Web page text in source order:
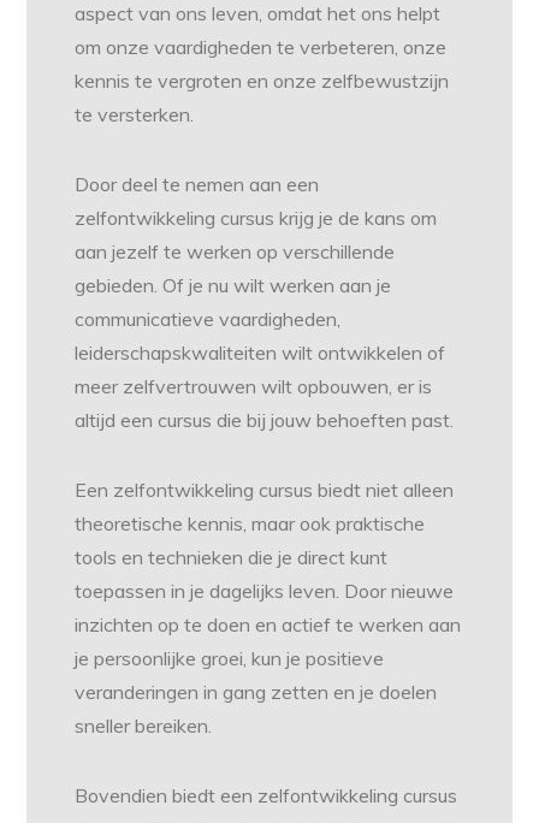
aspect van ons leven, omdat het ons helpt
om onze vaardigheden te verbeteren, onze
kennis te vergroten en onze zelfbewustzijn
te versterken.
Door deel te nemen aan een
zelfontwikkeling cursus krijg je de kans om
aan jezelf te werken op verschillende
gebieden. Of je nu wilt werken aan je
communicatieve vaardigheden,
leiderschapskwaliteiten wilt ontwikkelen of
meer zelfvertrouwen wilt opbouwen, er is
altijd een cursus die bij jouw behoeften past.
Een zelfontwikkeling cursus biedt niet alleen
theoretische kennis, maar ook praktische
tools en technieken die je direct kunt
toepassen in je dagelijks leven. Door nieuwe
inzichten op te doen en actief te werken aan
je persoonlijke groei, kun je positieve
veranderingen in gang zetten en je doelen
sneller bereiken.
Bovendien biedt een zelfontwikkeling cursus